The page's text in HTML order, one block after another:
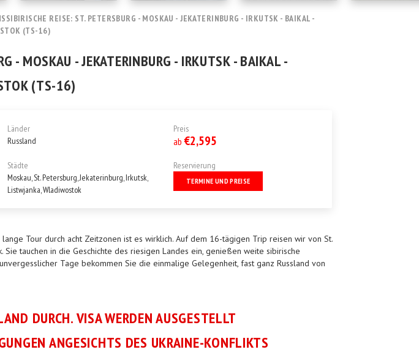
REISE: ST. PETERSBURG - MOSKAU - JEKATERINBURG - IRKUTSK - BAIKAL -
(TS-16)
- MOSKAU - JEKATERINBURG - IRKUTSK - BAIKAL -
(TS-16)
Länder
Russland
Städte
Moskau, St. Petersburg, Jekaterinburg, Irkutsk,
Listwjanka, Wladiwostok
Preis
ab €2,595
Reservierung
TERMINE UND PREISE
Tour durch acht Zeitzonen ist es wirklich. Auf dem 16-tägigen Trip reisen wir von St.
tauchen in die Geschichte des riesigen Landes ein, genießen weite sibirische
Tage bekommen Sie die einmalige Gelegenheit, fast ganz Russland von
DURCH. VISA WERDEN AUSGESTELLT
ANGESICHTS DES UKRAINE-KONFLIKTS